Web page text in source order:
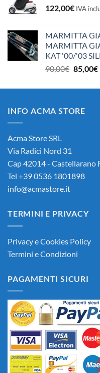
122,00€ IVA
MARMITTA
MARMITTA
KAT '00/'03
90,00€ Il
90,00€.
85,00€
INFO ACMA STORE
Acma Store SRL
Via Radici Nord 31
Cap 42014 - Castellarano
Tel +39 0536 1801898
info@acmastore.it
TERMINI E PRIVACY
Privacy e Cookies Policy
Termini e Condizioni
PAGAMENTI SICURI